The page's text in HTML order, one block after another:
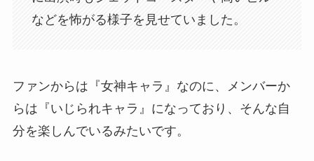
などを怖がる様子を見せていました。
ファンからは『女神キャラ』なのに、メンバーか
らは『いじられキャラ』になっており、そんな自
分を楽しんでいるみたいです。